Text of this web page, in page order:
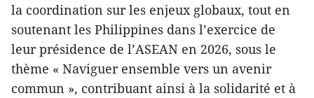
la coordination sur les enjeux globaux, tout en
soutenant les Philippines dans l’exercice de
leur présidence de l’ASEAN en 2026, sous le
thème « Naviguer ensemble vers un avenir
commun », contribuant ainsi à la solidarité et à